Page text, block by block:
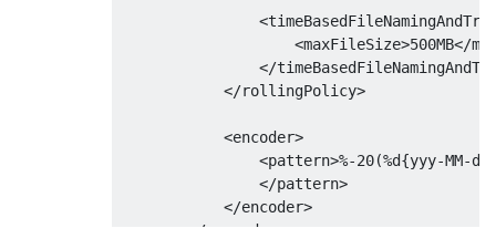
<maxFileSize>500MB</
</
            </rollingPolicy>
            <encoder>
<pattern>%-20(%d{yyy-MM-
                </pattern>
            </encoder>
        </appender>